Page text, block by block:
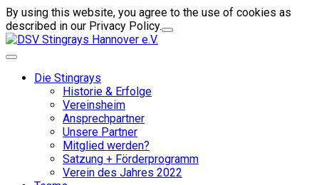
By using this website, you agree to the use of cookies as
described in our Privacy Policy.
Die Stingrays
Historie & Erfolge
Vereinsheim
Ansprechpartner
Unsere Partner
Mitglied werden?
Satzung + Förderprogramm
Verein des Jahres 2022